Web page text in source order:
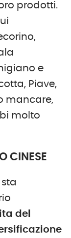
prodotti.
e
Piave,
mancare,
molto
CINESE
del